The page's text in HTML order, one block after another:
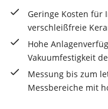
Geringe Kosten für
verschleißfreie
Hohe
Vakuumfestigkeit
Messung bis zum
Messbereiche mit